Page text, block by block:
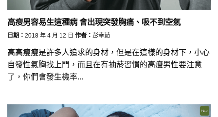
高瘦男容易生這種病 會出現突發胸痛、吸不到空氣
日期： 2018 年 4 月 12 日 作者： 彭幸茹
高高瘦瘦是許多人追求的身材，但是在這樣的身材下，小心
自發性氣胸找上門，而且在有抽菸習慣的高瘦男性要注意
了，你們會發生機率...